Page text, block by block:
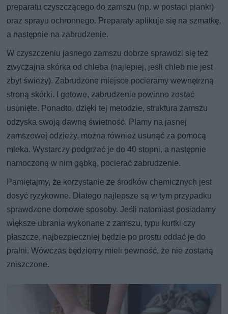
preparatu czyszczącego do zamszu (np. w postaci pianki)
oraz sprayu ochronnego. Preparaty aplikuje się na szmatkę,
a następnie na zabrudzenie.
W czyszczeniu jasnego zamszu dobrze sprawdzi się też
zwyczajna skórka od chleba (najlepiej, jeśli chleb nie jest
zbyt świeży). Zabrudzone miejsce pocieramy wewnętrzną
stroną skórki. I gotowe, zabrudzenie powinno zostać
usunięte. Ponadto, dzięki tej metodzie, struktura zamszu
odzyska swoją dawną świetność. Plamy na jasnej
zamszowej odzieży, można również usunąć za pomocą
mleka. Wystarczy podgrzać je do 40 stopni, a następnie
namoczoną w nim gąbką, pocierać zabrudzenie.
Pamiętajmy, że korzystanie ze środków chemicznych jest
dosyć ryzykowne. Dlatego najlepsze są w tym przypadku
sprawdzone domowe sposoby. Jeśli natomiast posiadamy
większe ubrania wykonane z zamszu, typu kurtki czy
płaszcze, najbezpieczniej będzie po prostu oddać je do
pralni. Wówczas będziemy mieli pewność, że nie zostaną
zniszczone.